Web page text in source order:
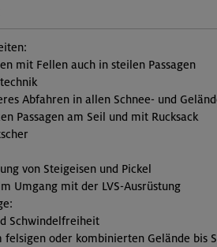
mit Fellen auch in steilen Passagen
Abfahren in allen Schnee- und
Passagen am Seil und mit Rucksack
von Steigeisen und Pickel
Umgang mit der LVS-Ausrüstung
Schwindelfreiheit
oder kombinierten Gelände bis